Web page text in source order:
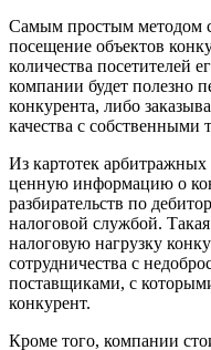
Самым простым методом
посещение объектов
количества посетителей
компании будет полезно
конкурента, либо
качества с собственными
Из картотек
ценную информацию о
разбирательств по
налоговой службой.
налоговую нагрузку
сотрудничества с
поставщиками, с
конкурент.
Кроме того, компании